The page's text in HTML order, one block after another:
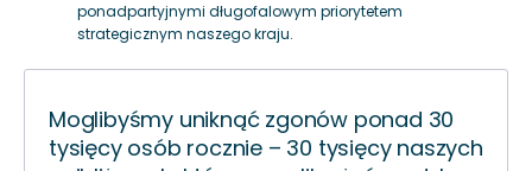
ponadpartyjnymi długofalowym priorytetem
strategicznym naszego kraju.
Moglibyśmy uniknąć zgonów ponad 30
tysięcy osób rocznie – 30 tysięcy naszych